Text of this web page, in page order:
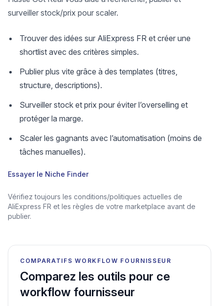
surveiller stock/prix pour scaler.
Trouver des idées sur AliExpress FR et créer une
shortlist avec des critères simples.
Publier plus vite grâce à des templates (titres,
structure, descriptions).
Surveiller stock et prix pour éviter l’overselling et
protéger la marge.
Scaler les gagnants avec l’automatisation (moins de
tâches manuelles).
Essayer le Niche Finder
Vérifiez toujours les conditions/politiques actuelles de
AliExpress FR et les règles de votre marketplace avant de
publier.
COMPARATIFS WORKFLOW FOURNISSEUR
Comparez les outils pour ce
workflow fournisseur